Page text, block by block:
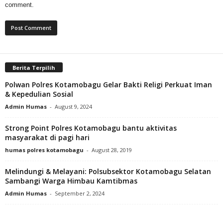
comment.
Berita Terpilih
Polwan Polres Kotamobagu Gelar Bakti Religi Perkuat Iman
& Kepedulian Sosial
Admin Humas - August 9, 2024
Strong Point Polres Kotamobagu bantu aktivitas
masyarakat di pagi hari
humas polres kotamobagu - August 28, 2019
Melindungi & Melayani: Polsubsektor Kotamobagu Selatan
Sambangi Warga Himbau Kamtibmas
Admin Humas - September 2, 2024